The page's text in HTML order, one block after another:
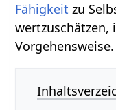
Fähigkeit zu
wertzuschätzen,
Vorgehensweise.